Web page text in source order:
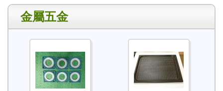
金屬五金